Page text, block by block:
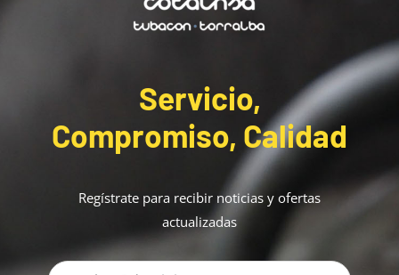
Servicio,
Compromiso, Calidad
Regístrate para recibir noticias y ofertas
actualizadas